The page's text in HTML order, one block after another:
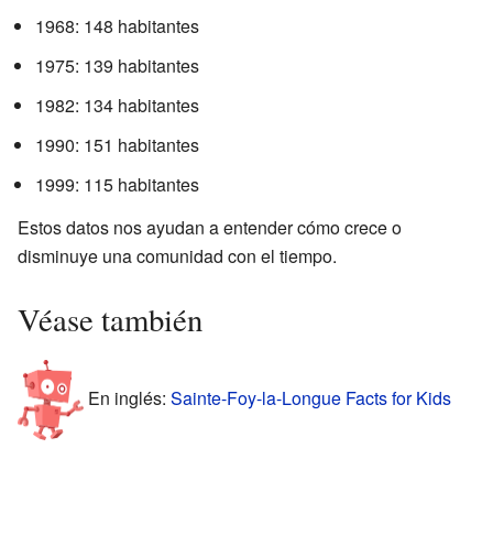
1968: 148 habitantes
1975: 139 habitantes
1982: 134 habitantes
1990: 151 habitantes
1999: 115 habitantes
Estos datos nos ayudan a entender cómo crece o
disminuye una comunidad con el tiempo.
Véase también
En inglés: Sainte-Foy-la-Longue Facts for Kids